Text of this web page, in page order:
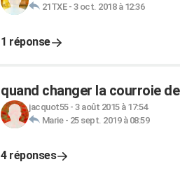
21TXE- 3 oct. 2018 à 12:36
1 réponse
quand changer la courroie
jacquot55- 3 août 2015 à 17:54
Marie- 25 sept. 2019 à 08:59
4 réponses